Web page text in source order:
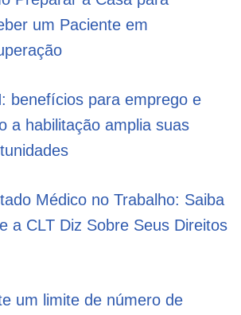
um Paciente em
benefícios para emprego e
a habilitação amplia suas
Médico no Trabalho: Saiba
a CLT Diz Sobre Seus Direitos
um limite de número de